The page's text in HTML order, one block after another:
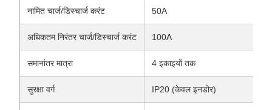
नामित चार्ज/डिस्चार्ज करंट 50A
अधिकतम निरंतर चार्ज/डिस्चार्ज करंट 100A
समानांतर मात्रा 4 इकाइयों तक
सुरक्षा वर्ग IP20 (केवल इनडोर)